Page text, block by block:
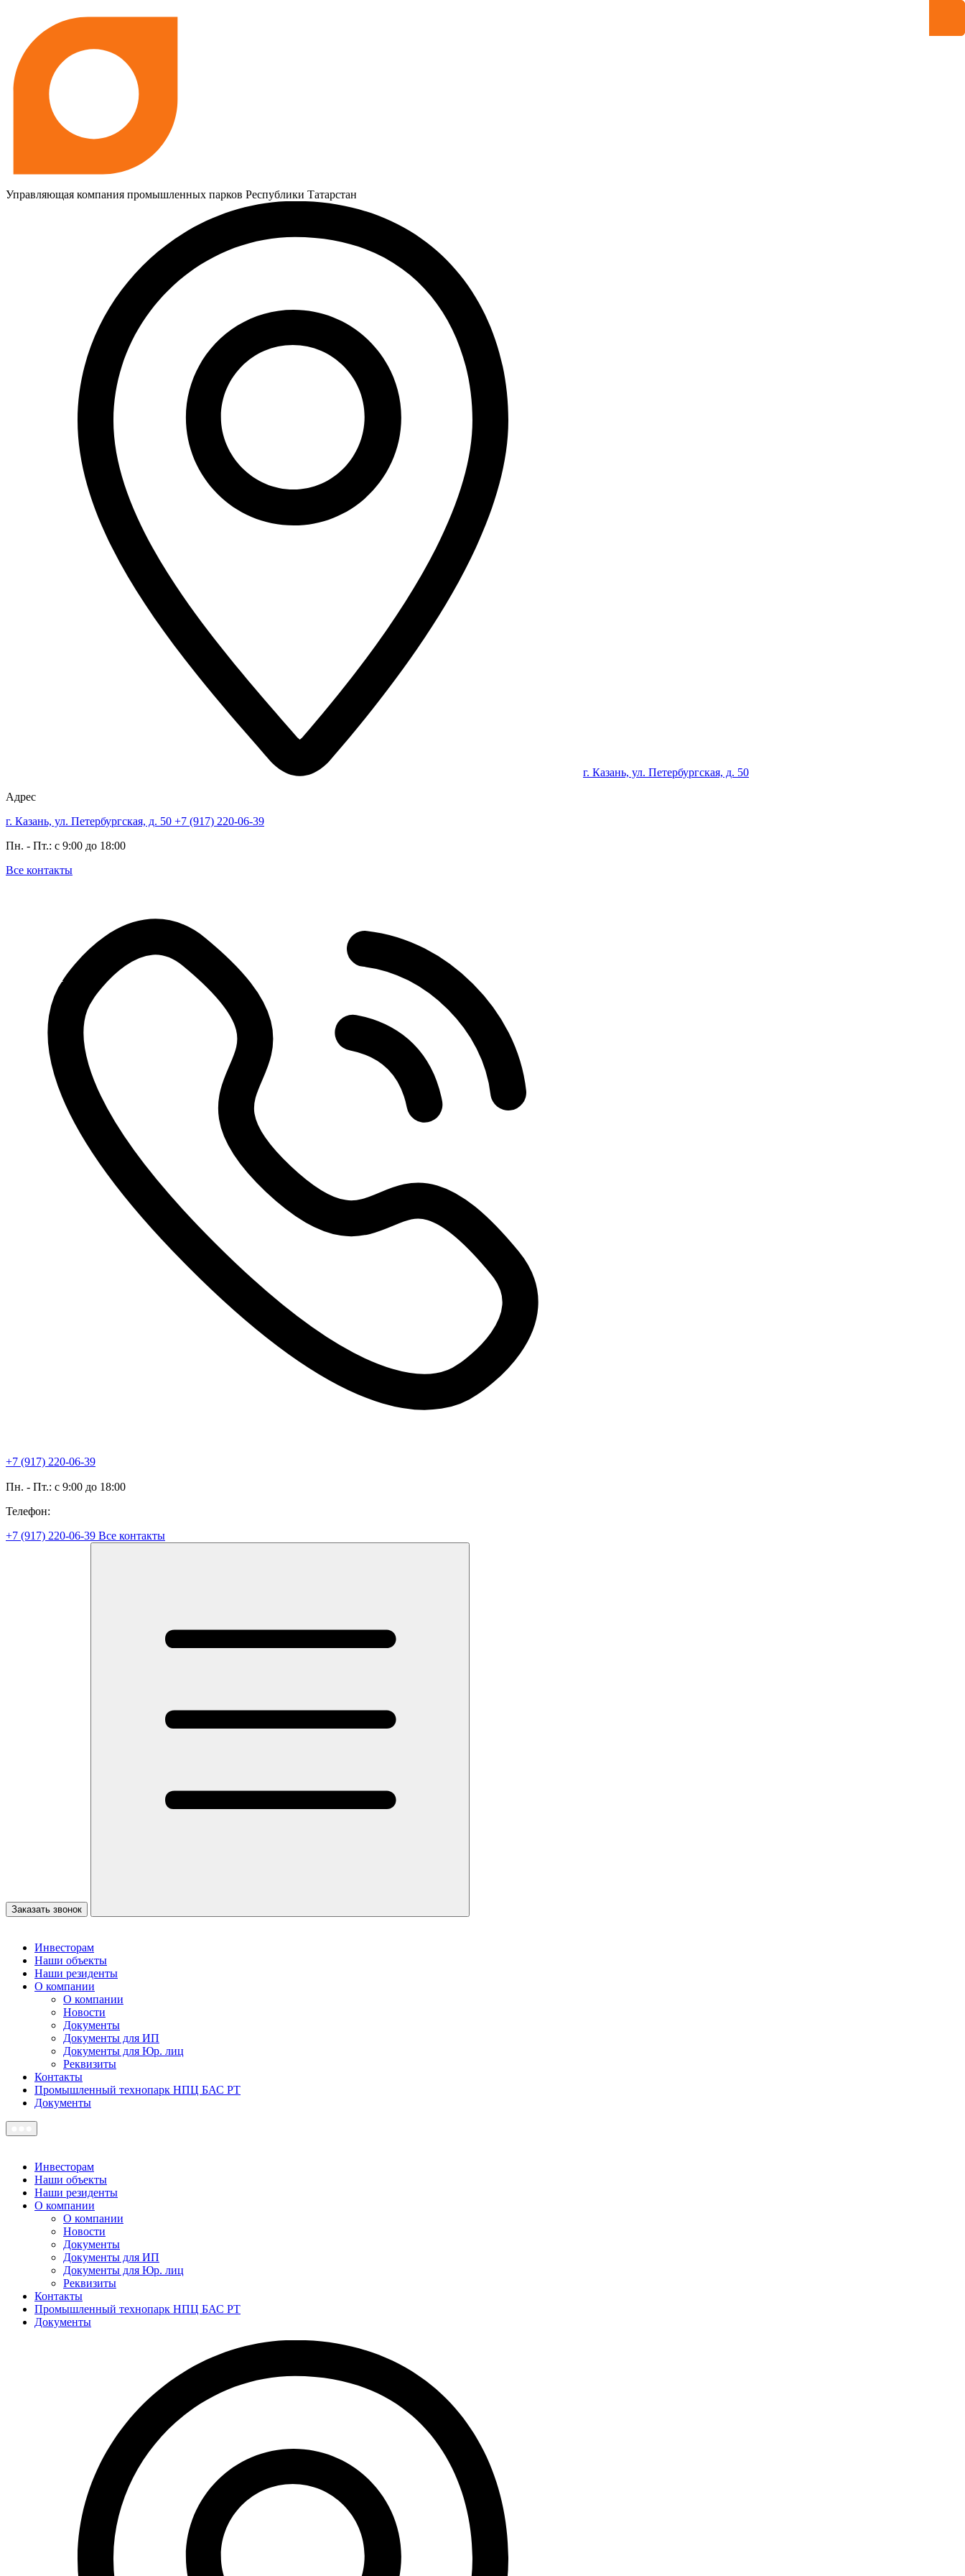
Управляющая компания промышленных парков Республики Татарстан
г. Казань, ул. Петербургская, д. 50
Адрес
г. Казань, ул. Петербургская, д. 50 +7 (917) 220-06-39
Пн. - Пт.: с 9:00 до 18:00
Все контакты
+7 (917) 220-06-39
Пн. - Пт.: с 9:00 до 18:00
Телефон:
+7 (917) 220-06-39 Все контакты
Заказать звонок
Инвесторам
Наши объекты
Наши резиденты
О компании
О компании
Новости
Документы
Документы для ИП
Документы для Юр. лиц
Реквизиты
Контакты
Промышленный технопарк НПЦ БАС РТ
Документы
Инвесторам
Наши объекты
Наши резиденты
О компании
О компании
Новости
Документы
Документы для ИП
Документы для Юр. лиц
Реквизиты
Контакты
Промышленный технопарк НПЦ БАС РТ
Документы